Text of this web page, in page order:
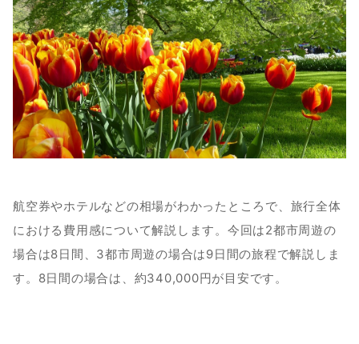
航空券やホテルなどの相場がわかったところで、旅行全体
における費用感について解説します。今回は2都市周遊の
場合は8日間、3都市周遊の場合は9日間の旅程で解説しま
す。8日間の場合は、約340,000円が目安です。